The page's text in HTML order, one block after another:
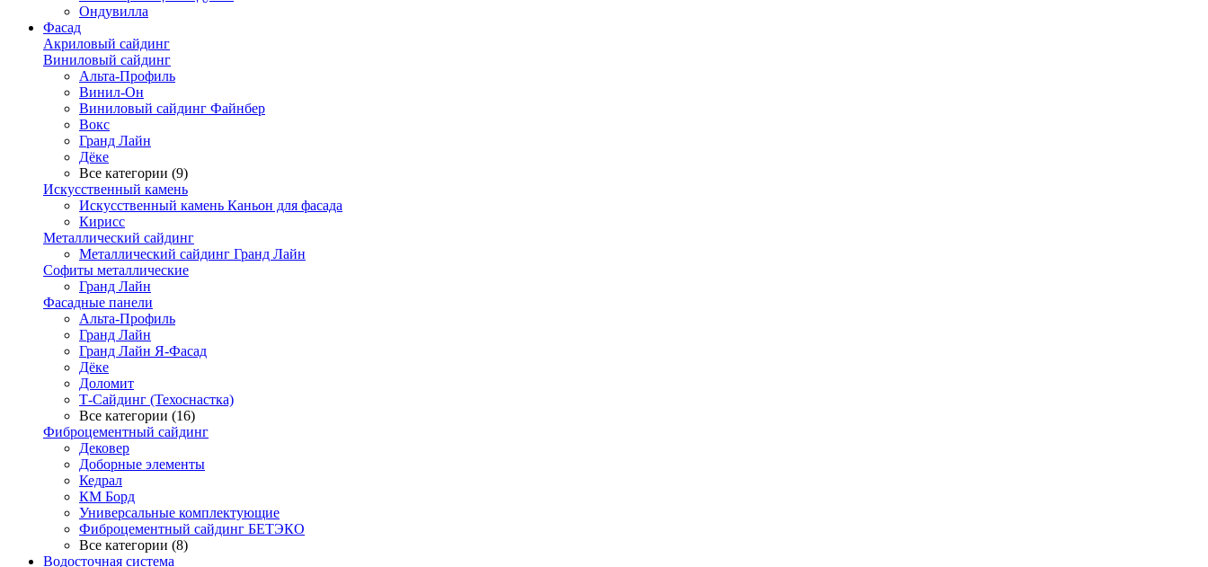
Ондувилла
Фасад
Акриловый сайдинг
Виниловый сайдинг
Альта-Профиль
Винил-Он
Виниловый сайдинг Файнбер
Вокс
Гранд Лайн
Дёке
Все категории (9)
Искусственный камень
Искусственный камень Каньон для фасада
Кирисс
Металлический сайдинг
Металлический сайдинг Гранд Лайн
Софиты металлические
Гранд Лайн
Фасадные панели
Альта-Профиль
Гранд Лайн
Гранд Лайн Я-Фасад
Дёке
Доломит
Т-Сайдинг (Техоснастка)
Все категории (16)
Фиброцементный сайдинг
Дековер
Доборные элементы
Кедрал
КМ Борд
Универсальные комплектующие
Фиброцементный сайдинг БЕТЭКО
Все категории (8)
Водосточная система